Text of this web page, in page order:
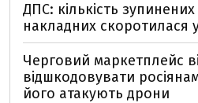
ДПС: кількість
накладних скоротилася
Черговий маркетплейс
відшкодовувати
його атакують дрони